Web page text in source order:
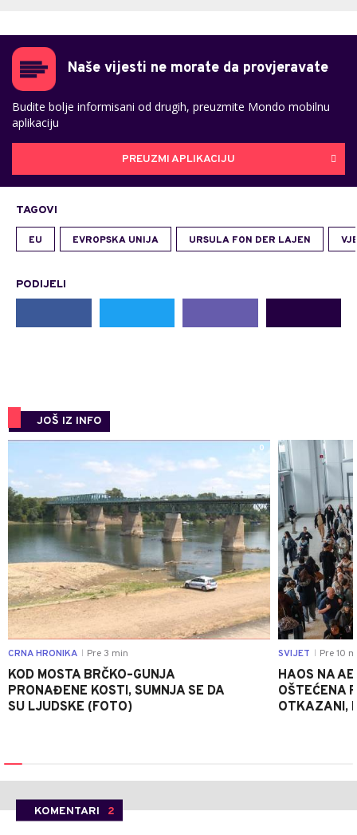
Naše vijesti ne morate da provjeravate
Budite bolje informisani od drugih, preuzmite Mondo mobilnu
aplikaciju
PREUZMI APLIKACIJU
TAGOVI
EU EVROPSKA UNIJA URSULA FON DER LAJEN
PODIJELI
JOŠ IZ INFO
0
CRNA HRONIKA Pre 3 min
KOD MOSTA BRČKO–GUNJA
PRONAĐENE KOSTI, SUMNJA SE DA
SU LJUDSKE (FOTO)
SVIJET Pre 10
HAOS NA
OŠTEĆENA
OTKAZANI,
KOMENTARI 2